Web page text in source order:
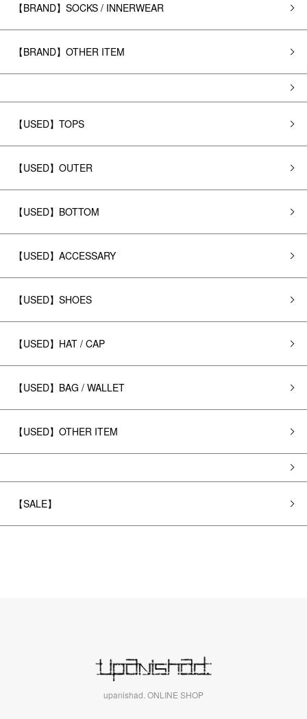
【BRAND】SOCKS / INNERWEAR
【BRAND】OTHER ITEM
【USED】TOPS
【USED】OUTER
【USED】BOTTOM
【USED】ACCESSARY
【USED】SHOES
【USED】HAT / CAP
【USED】BAG / WALLET
【USED】OTHER ITEM
【SALE】
upanishad. ONLINE SHOP